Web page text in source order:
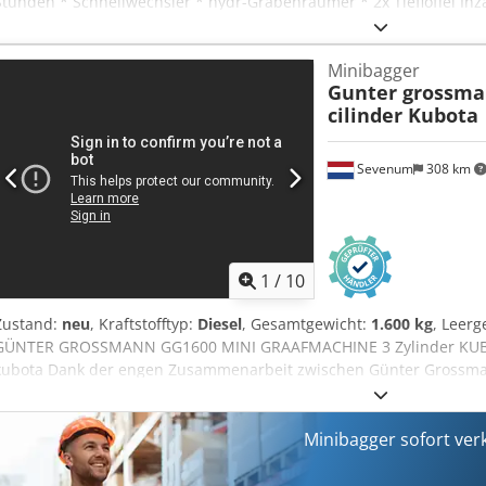
3,99% Irrtümer und Zwischenverkauf vorbehalten! Die Angaben in
und dienen nicht als zugesicherte
Haftung für Tipp- und Datenübermittlungsfehler. Aufgeführte
Alle Angaben in den Inseraten sind unverbindlich! Anlieferung im
Öffnungszeiten : Montag bis Donnerstag von 9:00-17:00 Uhr
14:00Uhr und nach Vereinbarung!!!
1 / 10
Sevenum 308 km
Minibagger
Gunter
cilinder Kubota
neu, Kraftstofftyp: Diesel, Gesamtgewicht: 1.600 kg,
GROSSMANN GG1600 MINI GRAAFMACHINE 3 Zylinder
Dank der engen Zusammenarbeit zwischen Günter
Bagger entstanden. Günter Grossmann GG1600 Raupenbagger.
KDK-Hydraulikpumpe, VS EATON-Kompressormotor. Sehr
Baggerlöffel 400mm Zusätzliches Zubehör für die Maschine kann
ist eine hervorragende Maschine für die anspruchsvollsten Bau-,
Minibagger sofort